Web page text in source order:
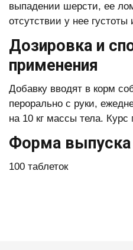
выпадении шерсти, ее
отсутствии у нее густоты
Дозировка и
применения
Добавку вводят в корм
перорально с руки,
на 10 кг массы тела.
Форма выпуска
100 таблеток